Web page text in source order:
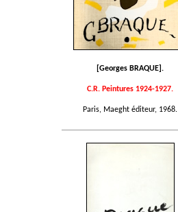
[Georges BRAQUE].
C.R. Peintures 1924-1927.
Paris, Maeght éditeur, 1968.